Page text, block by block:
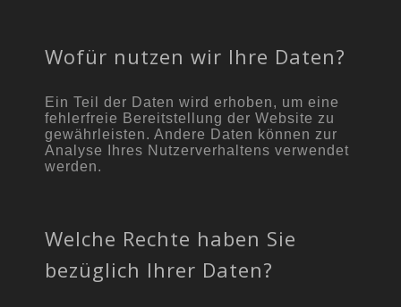
Wofür nutzen wir Ihre Daten?
Ein Teil der Daten wird erhoben, um eine
fehlerfreie Bereitstellung der Website zu
gewährleisten. Andere Daten können zur
Analyse Ihres Nutzerverhaltens verwendet
werden.
Welche Rechte haben Sie
bezüglich Ihrer Daten?